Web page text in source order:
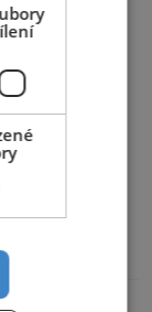
oblíbenou